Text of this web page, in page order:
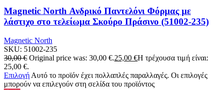
Magnetic North Ανδρικό Παντελόνι Φόρμας με
λάστιχο στο τελείωμα Σκούρο Πράσινο (51002-235)
Magnetic North
SKU: 51002-235
30,00€ Original price was: 30,00 €.25,00 €Η τρέχουσα τιμή είναι:
25,00 €.
Επιλογή Αυτό το προϊόν έχει πολλαπλές παραλλαγές. Οι επιλογές
μπορούν να επιλεγούν στη σελίδα του προϊόντος